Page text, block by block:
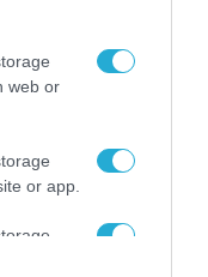
web or
or app.